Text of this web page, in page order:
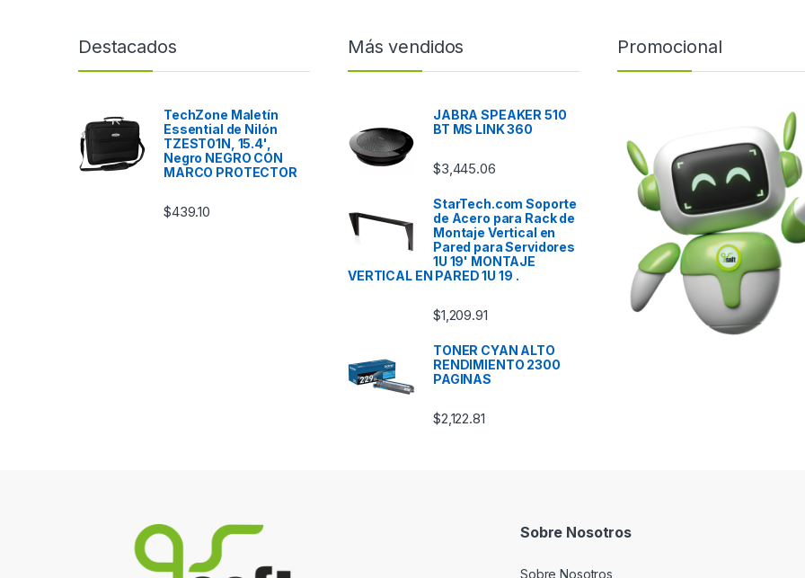
Destacados
TechZone Maletín
Essential de Nilón
TZEST01N, 15.4',
Negro NEGRO CON
MARCO PROTECTOR
$439.10
Más vendidos
JABRA SPEAKER 510
BT MS LINK 360
$3,445.06
StarTech.com Soporte
de Acero para Rack de
Montaje Vertical en
Pared para Servidores
1U 19' MONTAJE
VERTICAL EN PARED 1U 19 .
$1,209.91
TONER CYAN ALTO
RENDIMIENTO 2300
PAGINAS
$2,122.81
Promocional
Sobre Nosotros
Sobre Nosotros